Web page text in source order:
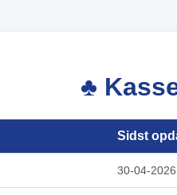
♣
Sidst
30-04-